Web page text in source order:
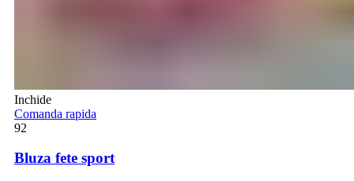
Inchide
Comanda rapida
92
Bluza fete sport